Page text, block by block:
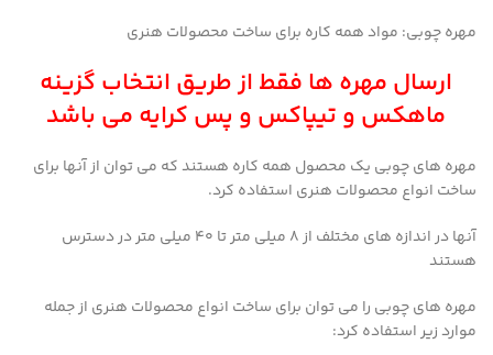
مهره چوبی: مواد همه کاره برای ساخت محصولات هنری
ارسال مهره ها فقط از طریق انتخاب گزینه
ماهکس و تیپاکس و پس کرایه می باشد
مهره های چوبی یک محصول همه کاره هستند که می توان از آنها برای
ساخت انواع محصولات هنری استفاده کرد.
آنها در اندازه های مختلف از 8 میلی متر تا 40 میلی متر در دسترس
هستند
مهره های چوبی را می توان برای ساخت انواع محصولات هنری از جمله
موارد زیر استفاده کرد: